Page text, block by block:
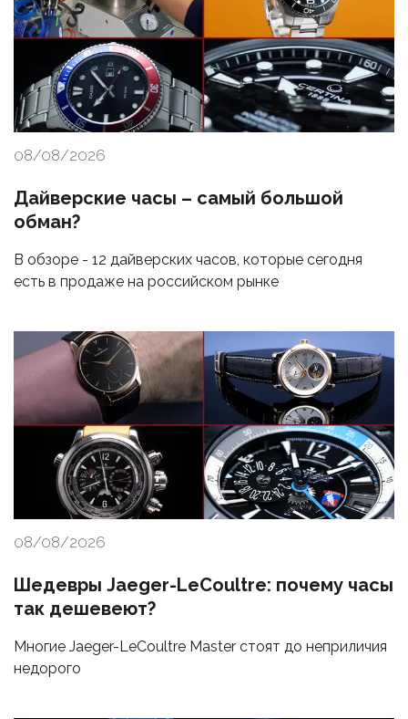
08/08/2026
Дайверские часы – самый большой
обман?
В обзоре - 12 дайверских часов, которые сегодня
есть в продаже на российском рынке
08/08/2026
Шедевры Jaeger-LeCoultre: почему часы
так дешевеют?
Многие Jaeger-LeCoultre Master стоят до неприличия
недорого